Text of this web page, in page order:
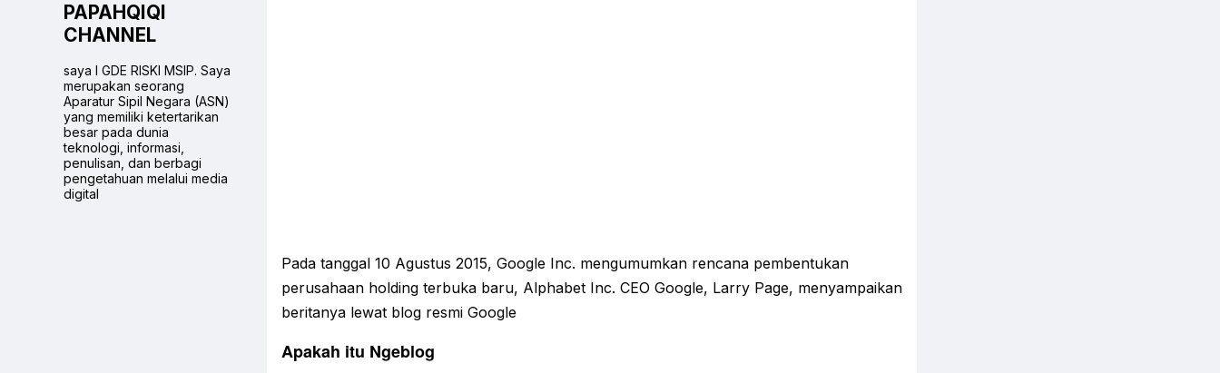
PAPAHQIQI
CHANNEL
saya I GDE RISKI MSIP. Saya
merupakan seorang
Aparatur Sipil Negara (ASN)
yang memiliki ketertarikan
besar pada dunia
teknologi, informasi,
penulisan, dan berbagi
pengetahuan melalui media
digital
Pada tanggal 10 Agustus 2015, Google Inc. mengumumkan rencana pembentukan
perusahaan holding terbuka baru, Alphabet Inc. CEO Google, Larry Page, menyampaikan
beritanya lewat blog resmi Google
Apakah itu Ngeblog